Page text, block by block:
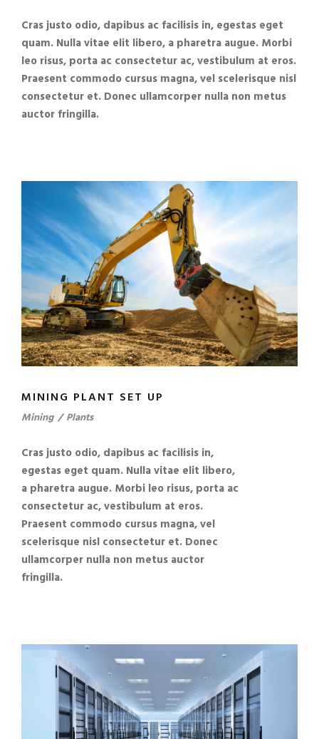
Cras justo odio, dapibus ac facilisis in, egestas eget
quam. Nulla vitae elit libero, a pharetra augue. Morbi
leo risus, porta ac consectetur ac, vestibulum at eros.
Praesent commodo cursus magna, vel scelerisque nisl
consectetur et. Donec ullamcorper nulla non metus
auctor fringilla.
MINING PLANT SET UP
Mining / Plants
Cras justo odio, dapibus ac facilisis in,
egestas eget quam. Nulla vitae elit libero,
a pharetra augue. Morbi leo risus, porta ac
consectetur ac, vestibulum at eros.
Praesent commodo cursus magna, vel
scelerisque nisl consectetur et. Donec
ullamcorper nulla non metus auctor
fringilla.